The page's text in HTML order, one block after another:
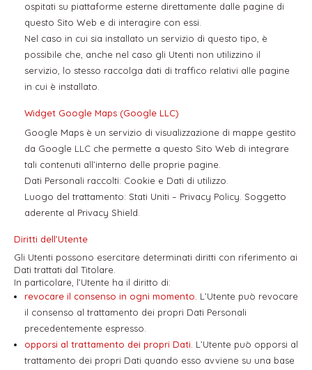
ospitati su piattaforme esterne direttamente dalle pagine di
questo Sito Web e di interagire con essi.
Nel caso in cui sia installato un servizio di questo tipo, è
possibile che, anche nel caso gli Utenti non utilizzino il
servizio, lo stesso raccolga dati di traffico relativi alle pagine
in cui è installato.
Widget Google Maps (Google LLC)
Google Maps è un servizio di visualizzazione di mappe gestito
da Google LLC che permette a questo Sito Web di integrare
tali contenuti all’interno delle proprie pagine.
Dati Personali raccolti: Cookie e Dati di utilizzo.
Luogo del trattamento: Stati Uniti – Privacy Policy . Soggetto
aderente al Privacy Shield.
Diritti dell’Utente
Gli Utenti possono esercitare determinati diritti con riferimento ai
Dati trattati dal Titolare.
In particolare, l’Utente ha il diritto di:
revocare il consenso in ogni momento. L’Utente può revocare
il consenso al trattamento dei propri Dati Personali
precedentemente espresso.
opporsi al trattamento dei propri Dati. L’Utente può opporsi al
trattamento dei propri Dati quando esso avviene su una base